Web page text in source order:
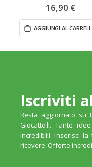
16,90 €
AGGIUNGI AL
Iscriviti
Resta aggiornato
Giocattoli. Tante
incredibili. Inserisci
ricevere Offerte